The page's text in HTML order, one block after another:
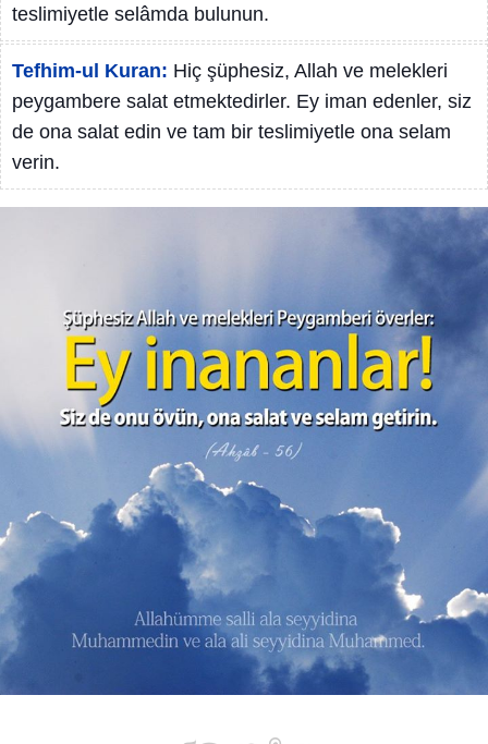
teslimiyetle selâmda bulunun.
Tefhim-ul Kuran: Hiç şüphesiz, Allah ve melekleri
peygambere salat etmektedirler. Ey iman edenler, siz
de ona salat edin ve tam bir teslimiyetle ona selam
verin.